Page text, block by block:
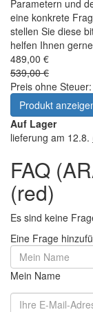
Parametern und
eine konkrete
stellen Sie diese
helfen Ihnen
489,00 €
539,00 €
Preis ohne
Produkt
Auf Lager
lieferung am 12.8.
FAQ
(red)
Es sind keine
Eine Frage
Mein Name